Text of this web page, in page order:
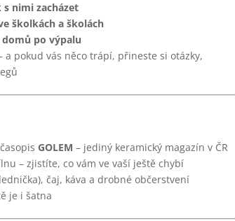
nimi zacházet
školkách a školách
po výpalu
a pokud vás něco trápí, přineste si otázky,
GOLEM – jediný keramický magazín v ČR
– zjistíte, co vám ve vaší ještě chybí
čaj, káva a drobné občerstvení
je i šatna